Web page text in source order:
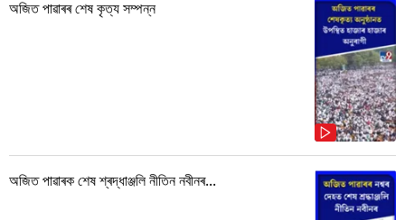
অজিত পাৱাৰৰ শেষ কৃত্য সম্পন্ন
অজিত পাৱাৰক শেষ শ্ৰদ্ধাঞ্জলি নীতিন নবীনৰ...